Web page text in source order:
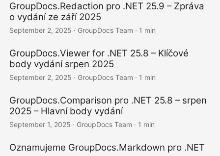
GroupDocs.Redaction pro .NET 25.9 – Zpráva
o vydání ze září 2025
September 2, 2025 · GroupDocs Team · 1 min
GroupDocs.Viewer for .NET 25.8 – Klíčové
body vydání srpen 2025
September 2, 2025 · GroupDocs Team · 1 min
GroupDocs.Comparison pro .NET 25.8 – srpen
2025 – Hlavní body vydání
September 1, 2025 · GroupDocs Team · 1 min
Oznamujeme GroupDocs.Markdown pro .NET